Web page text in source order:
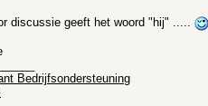
discussie geeft het woord "hij" .....
Bedrijfsondersteuning